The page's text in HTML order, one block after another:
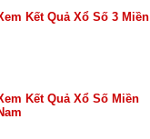
Kết Quả Xổ Số 3 Miền
Kết Quả Xổ Số Miền